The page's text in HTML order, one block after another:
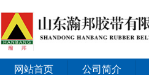
网站首页 公司简介